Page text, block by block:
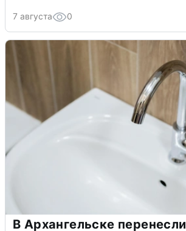
7 августа 0
В Архангельске